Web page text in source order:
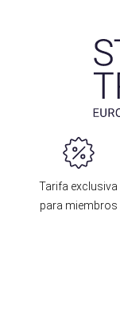
Tarifa exclusiva
para miembros